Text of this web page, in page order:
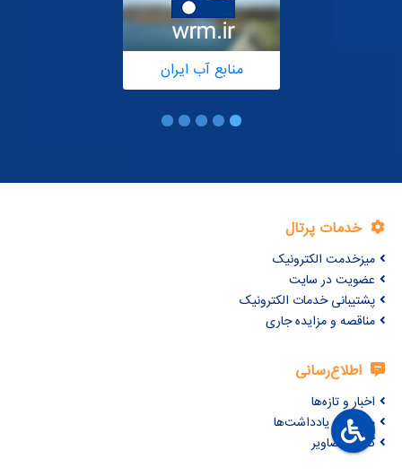
منابع آب ایران
خدمات پرتال
میزخدمت الکترونیک
عضویت در سایت
پشتیبانی خدمات الکترونیک
مناقصه و مزایده جاری
اطلاع‌رسانی
اخبار و تازه‌ها
مقالات و یادداشت‌ها
گالری تصاویر